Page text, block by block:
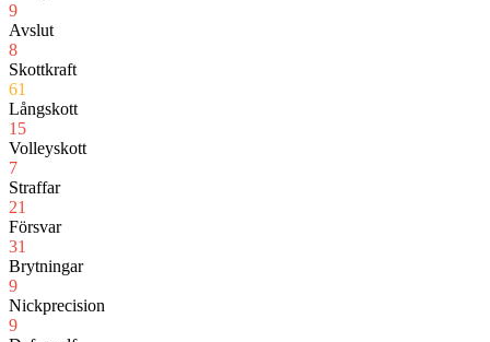
9
Avslut
8
Skottkraft
61
Långskott
15
Volleyskott
7
Straffar
21
Försvar
31
Brytningar
9
Nickprecision
9